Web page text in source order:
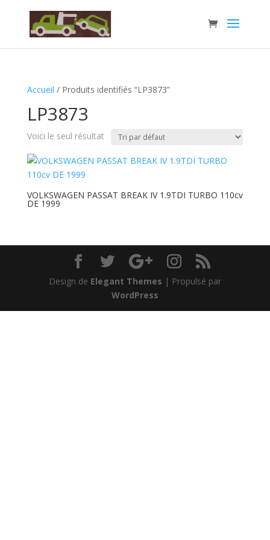
Accueil / Produits identifiés “LP3873”
LP3873
Voici le seul résultat
VOLKSWAGEN PASSAT BREAK IV 1.9TDI TURBO 110cv
DE 1999
Design de Elegant Themes | Propulsé par
WordPress